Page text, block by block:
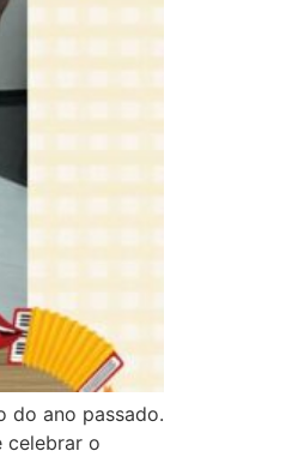
do ano passado.
celebrar o